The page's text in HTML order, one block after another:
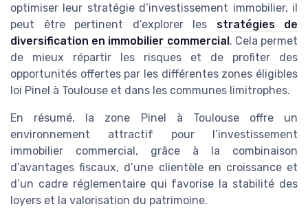
optimiser leur stratégie d’investissement immobilier, il
peut être pertinent d’explorer les stratégies de
diversification en immobilier commercial. Cela permet
de mieux répartir les risques et de profiter des
opportunités offertes par les différentes zones éligibles
loi Pinel à Toulouse et dans les communes limitrophes.
En résumé, la zone Pinel à Toulouse offre un
environnement attractif pour l’investissement
immobilier commercial, grâce à la combinaison
d’avantages fiscaux, d’une clientèle en croissance et
d’un cadre réglementaire qui favorise la stabilité des
loyers et la valorisation du patrimoine.